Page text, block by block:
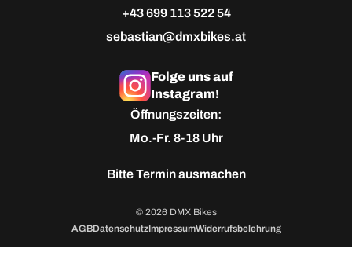
+43 699 113 522 54
sebastian@dmxbikes.at
Folge uns auf
Instagram!
Öffnungszeiten:
Mo.-Fr. 8-18 Uhr
BitteTermin ausmachen
© 2026 DMX Bikes
AGBDatenschutzImpressumWiderrufsbelehrung